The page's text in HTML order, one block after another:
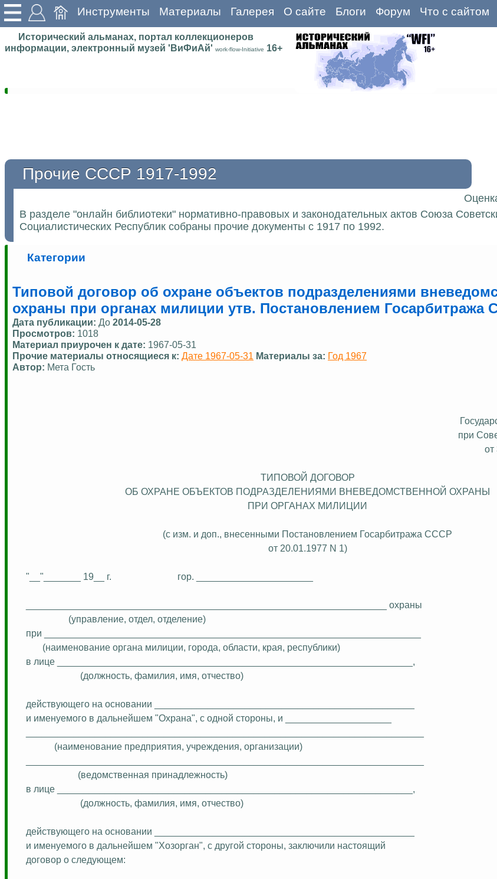
Инструменты Материалы Галерея О сайте Блоги Форум Что с сайтом
Исторический альманах, портал коллекционеров
информации, электронный музей 'ВиФиАй' work-flow-Initiative 16+
Прочие СССР 1917-1992
В разделе "онлайн библиотеки" нормативно-правовых и законодательных актов Союза
Социалистических Республик собраны прочие документы с 1917 по 1992.
Категории
Типовой договор об охране объектов подразделениями
охраны при органах милиции утв. Постановлением Госарбитража
Дата публикации: До 2014-05-28
Просмотров: 1018
Материал приурочен к дате: 1967-05-31
Прочие материалы относящиеся к: Дате 1967-05-31 Материалы за: Год 1967
Автор: Мета Гость
при
от
ТИПОВОЙ ДОГОВОР
ОБ ОХРАНЕ ОБЪЕКТОВ ПОДРАЗДЕЛЕНИЯМИ ВНЕВЕДОМСТВЕННОЙ ОХРАНЫ
ПРИ ОРГАНАХ МИЛИЦИИ
(с изм. и доп., внесенными Постановлением Госарбитража СССР
от 20.01.1977 N 1)
"__"_______ 19__ г. гор. ______________________
____________________________________________________________________ охраны
(управление, отдел, отделение)
при _______________________________________________________________________
(наименование органа милиции, города, области, края, республики)
в лице ___________________________________________________________________,
(должность, фамилия, имя, отчество)
действующего на основании _________________________________________________
и именуемого в дальнейшем "Охрана", с одной стороны, и ____________________
(наименование предприятия, учреждения, организации)
(ведомственная принадлежность)
в лице ___________________________________________________________________,
(должность, фамилия, имя, отчество)
действующего на основании _________________________________________________
и именуемого в дальнейшем "Хозорган", с другой стороны, заключили настоящий
договор о следующем: